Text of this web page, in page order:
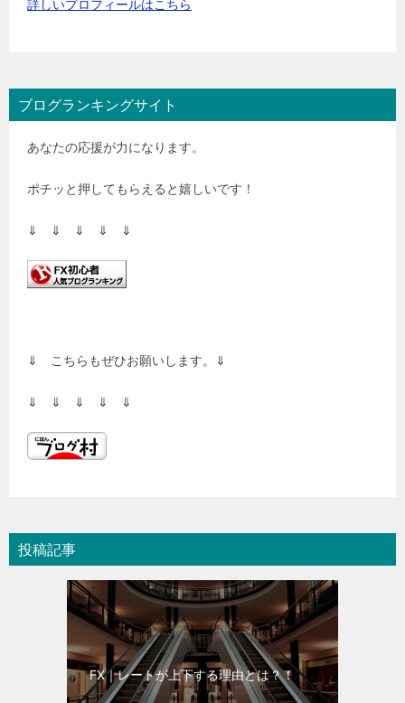
詳しいプロフィールはこちら
ブログランキングサイト
あなたの応援が力になります。
ポチッと押してもらえると嬉しいです！
⇓ ⇓ ⇓ ⇓ ⇓
⇓ こちらもぜひお願いします。⇓
⇓ ⇓ ⇓ ⇓ ⇓
投稿記事
FX｜レートが上下する理由とは？！